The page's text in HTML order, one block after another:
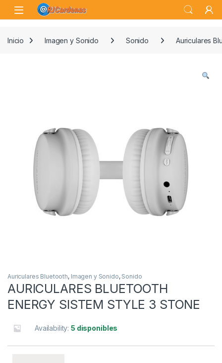
Skip to navigation
Skip to content
Open
Inicio Imagen y Sonido Sonido Auriculares
Auriculares Bluetooth, Imagen y Sonido, Sonido
AURICULARES BLUETOOTH
ENERGY SISTEM STYLE 3 STONE
Availability:5 disponibles